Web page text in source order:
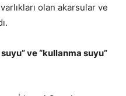
olan akarsular ve
ve “kullanma suyu”